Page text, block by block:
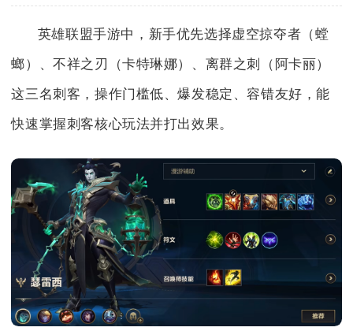
英雄联盟手游中，新手优先选择虚空掠夺者（螳
螂）、不祥之刃（卡特琳娜）、离群之刺（阿卡丽）
这三名刺客，操作门槛低、爆发稳定、容错友好，能
快速掌握刺客核心玩法并打出效果。